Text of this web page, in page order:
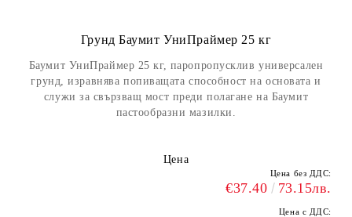
Грунд Баумит УниПраймер 25 кг
Баумит УниПраймер 25 кг, паропропусклив универсален
грунд, изравнява попиващата способност на основата и
служи за свързващ мост преди полагане на Баумит
пастообразни мазилки.
Цена
Цена без ДДС:
€37.40 73.15лв.
Цена с ДДС: